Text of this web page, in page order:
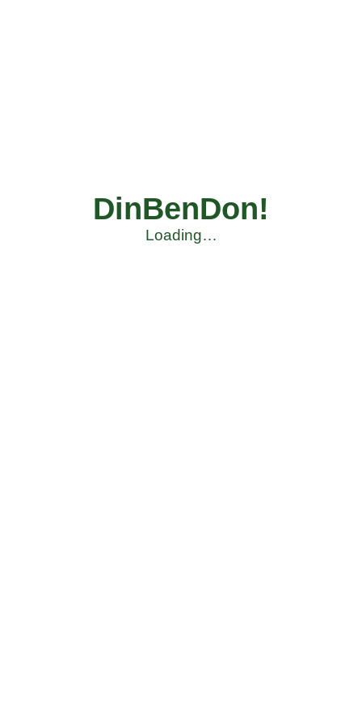
DinBenDon!
Loading…